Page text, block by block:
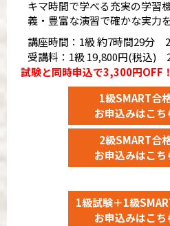
富山テストセンター
L&Lコンピュータスクール金
インターナショナルイングリ
JESパソコンスクール甲府テ
ピュアパソコンスクール長野
越田コンピュータ学院テスト
＠りこ浜松テストセンター
和歌山十番丁テストセンター
キマ時間で学べる充実の学習
義・豊富な演習で確かな実力
講座時間：1級 約7時間29分
受講料：1級 19,800円(税込)
試験と同時申込で3,300円OFF！
1級SMART合
お申込みはこち
2級SMART合
お申込みはこち
1級試験＋1級
お申込みはこち